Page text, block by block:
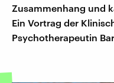
Zusammenhang und
Ein Vortrag der
Psychotherapeutin